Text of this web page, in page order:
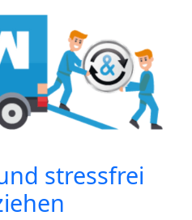
stressfrei